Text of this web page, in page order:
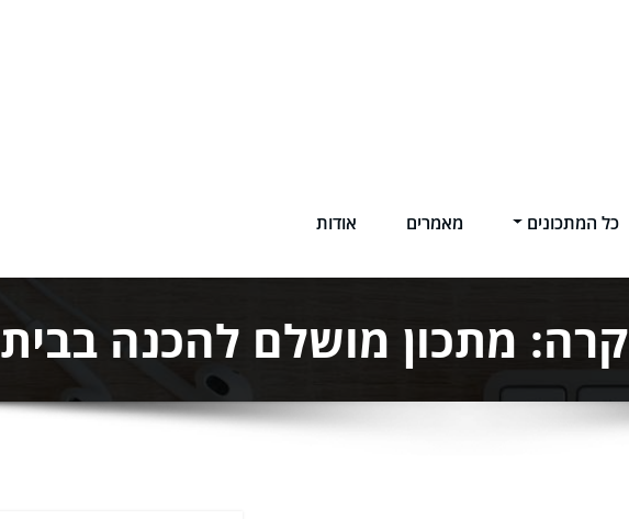
כל המתכונים מאמרים אודות
מתכון מושלם להכנה בבית